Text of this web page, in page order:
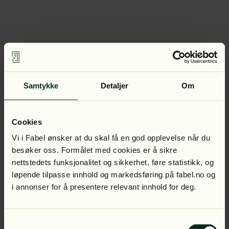
Samtykke Detaljer Om
Cookies
Vi i Fabel ønsker at du skal få en god opplevelse når du
besøker oss. Formålet med cookies er å sikre
nettstedets funksjonalitet og sikkerhet, føre statistikk, og
løpende tilpasse innhold og markedsføring på fabel.no og
i annonser for å presentere relevant innhold for deg.